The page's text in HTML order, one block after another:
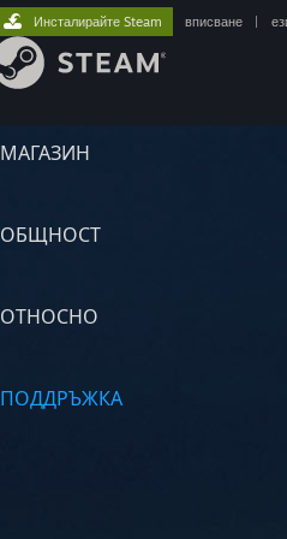
МАГАЗИН
ОБЩНОСТ
ОТНОСНО
ПОДДРЪЖКА
Инсталирайте Steam вписване